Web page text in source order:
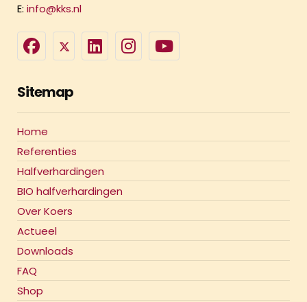
E: info@kks.nl
Sitemap
Home
Referenties
Halfverhardingen
BIO halfverhardingen
Over Koers
Actueel
Downloads
FAQ
Shop